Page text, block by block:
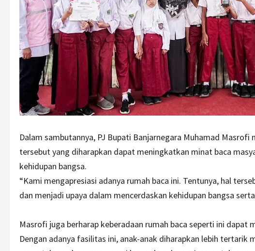
Dalam sambutannya, PJ Bupati Banjarnegara Muhamad
tersebut yang diharapkan dapat meningkatkan minat baca
kehidupan bangsa.
“Kami mengapresiasi adanya rumah baca ini. Tentunya, hal
dan menjadi upaya dalam mencerdaskan kehidupan bangsa
Masrofi juga berharap keberadaan rumah baca seperti ini dapat
Dengan adanya fasilitas ini, anak-anak diharapkan lebih tertarik